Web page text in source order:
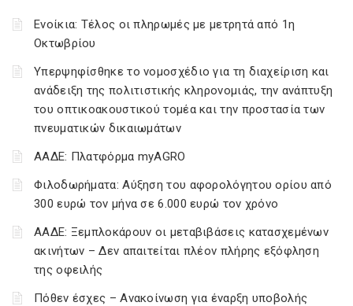
Ενοίκια: Τέλος οι πληρωμές με μετρητά από 1η
Οκτωβρίου
Υπερψηφίσθηκε το νομοσχέδιο για τη διαχείριση και
ανάδειξη της πολιτιστικής κληρονομιάς, την ανάπτυξη
του οπτικοακουστικού τομέα και την προστασία των
πνευματικών δικαιωμάτων
ΑΑΔΕ: Πλατφόρμα myAGRO
Φιλοδωρήματα: Αύξηση του αφορολόγητου ορίου από
300 ευρώ τον μήνα σε 6.000 ευρώ τον χρόνο
ΑΑΔΕ: Ξεμπλοκάρουν οι μεταβιβάσεις κατασχεμένων
ακινήτων – Δεν απαιτείται πλέον πλήρης εξόφληση
της οφειλής
Πόθεν έσχες – Ανακοίνωση για έναρξη υποβολής